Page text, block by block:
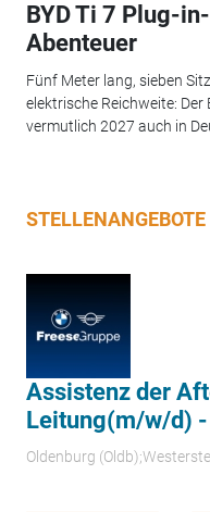
BYD Ti 7 Plug-
Abenteuer
Fünf Meter lang, sieben
elektrische Reichweite:
vermutlich 2027 auch in
STELLENANGEBOTE
Assistenz der
Leitung(m/w/d) -
Oldenburg